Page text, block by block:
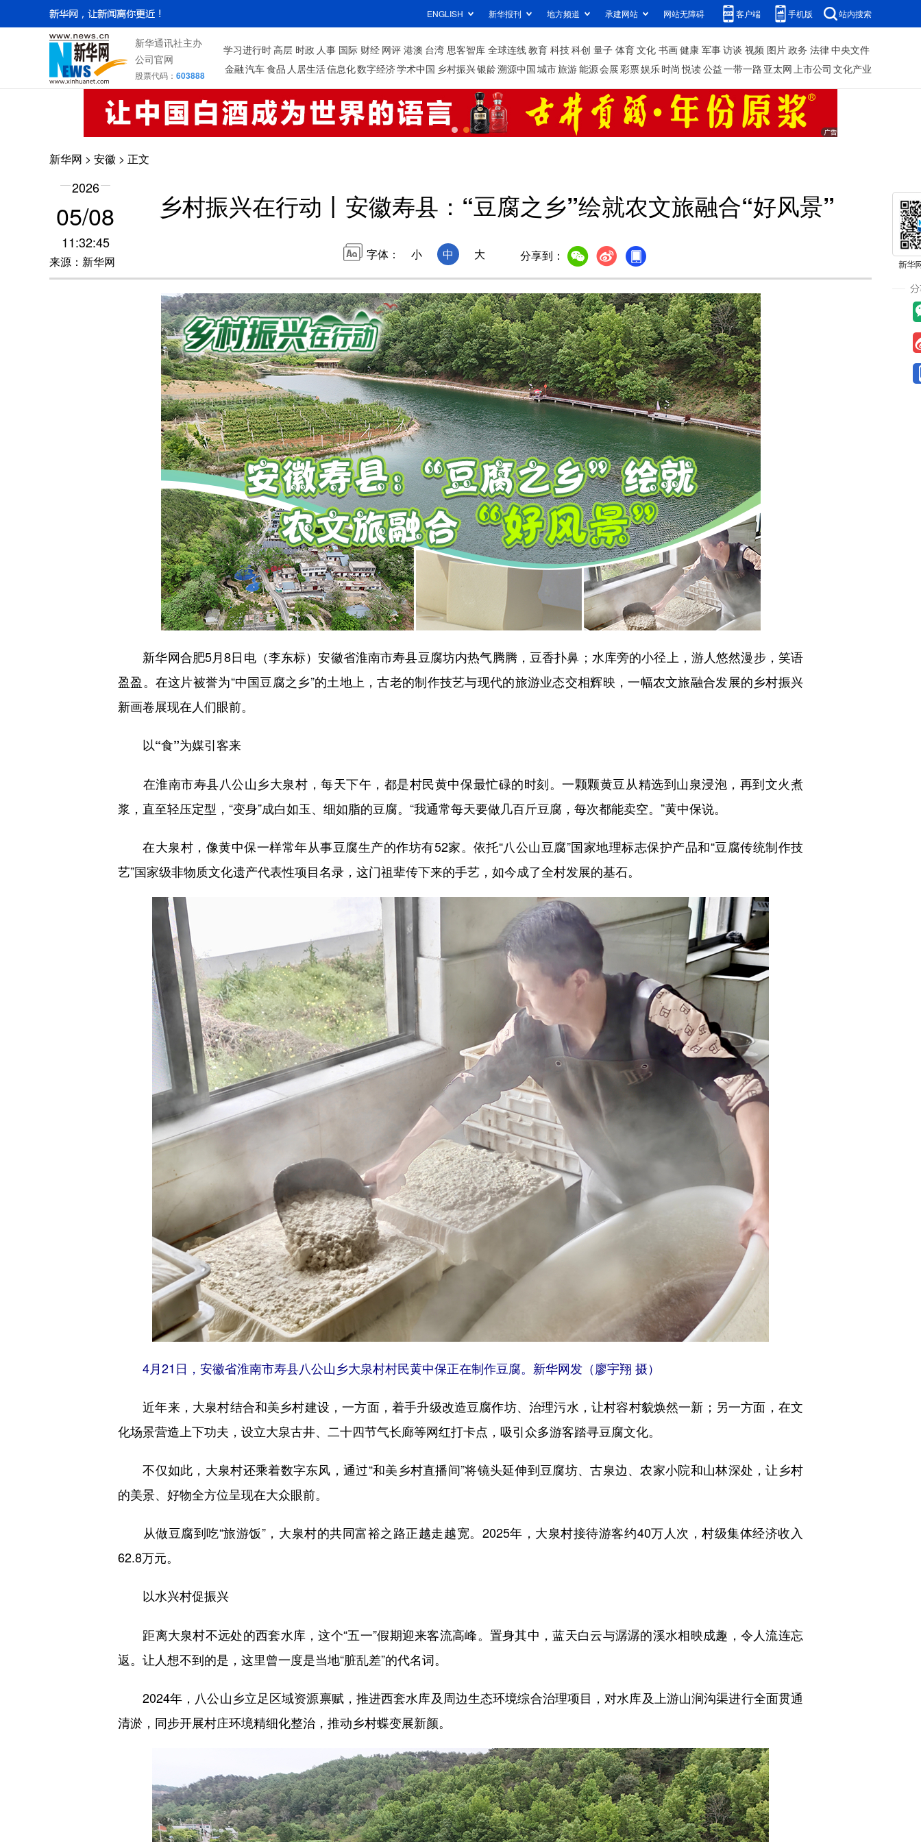
ENGLISH 新华报刊 地方频道 承建网站 网站无障碍 客户端 手机版 站内搜索
新华通讯社主办
公司官网
股票代码： 603888
学习进行时高层 时政 人事 国际 财经 网评 港澳 台湾 思客智库 全球连线教育 科技科创 量子 体育文化 书画健康 军事访谈 视频 图片政务 法律中央文件
金融汽车食品 人居生活信息化数字经济学术中国 乡村振兴银龄溯源中国城市旅游能源会展彩票娱乐时尚 悦读公益一带一路 亚太网上市公司 文化产业
新华网 > 安徽 > 正文
2026
05/08
11:32:45
来源：新华网
乡村振兴在行动丨安徽寿县：“豆腐之乡”绘就农文旅融合“好风景”
字体： 小 中 大 分享到：
新华网合肥5月8日电（李东标）安徽省淮南市寿县豆腐坊内热气腾腾，豆香扑鼻；水库旁的小径上，游人悠然漫步，笑语
盈盈。在这片被誉为“中国豆腐之乡”的土地上，古老的制作技艺与现代的旅游业态交相辉映，一幅农文旅融合发展的乡村振兴
新画卷展现在人们眼前。
以“食”为媒引客来
在淮南市寿县八公山乡大泉村，每天下午，都是村民黄中保最忙碌的时刻。一颗颗黄豆从精选到山泉浸泡，再到文火煮
浆，直至轻压定型，“变身”成白如玉、细如脂的豆腐。“我通常每天要做几百斤豆腐，每次都能卖空。”黄中保说。
在大泉村，像黄中保一样常年从事豆腐生产的作坊有52家。依托“八公山豆腐”国家地理标志保护产品和“豆腐传统制作技
艺”国家级非物质文化遗产代表性项目名录，这门祖辈传下来的手艺，如今成了全村发展的基石。
4月21日，安徽省淮南市寿县八公山乡大泉村村民黄中保正在制作豆腐。新华网发（廖宇翔 摄）
近年来，大泉村结合和美乡村建设，一方面，着手升级改造豆腐作坊、治理污水，让村容村貌焕然一新；另一方面，在文
化场景营造上下功夫，设立大泉古井、二十四节气长廊等网红打卡点，吸引众多游客踏寻豆腐文化。
不仅如此，大泉村还乘着数字东风，通过“和美乡村直播间”将镜头延伸到豆腐坊、古泉边、农家小院和山林深处，让乡村
的美景、好物全方位呈现在大众眼前。
从做豆腐到吃“旅游饭”，大泉村的共同富裕之路正越走越宽。2025年，大泉村接待游客约40万人次，村级集体经济收入
62.8万元。
以水兴村促振兴
距离大泉村不远处的西套水库，这个“五一”假期迎来客流高峰。置身其中，蓝天白云与潺潺的溪水相映成趣，令人流连忘
返。让人想不到的是，这里曾一度是当地“脏乱差”的代名词。
2024年，八公山乡立足区域资源禀赋，推进西套水库及周边生态环境综合治理项目，对水库及上游山涧沟渠进行全面贯通
清淤，同步开展村庄环境精细化整治，推动乡村蝶变展新颜。